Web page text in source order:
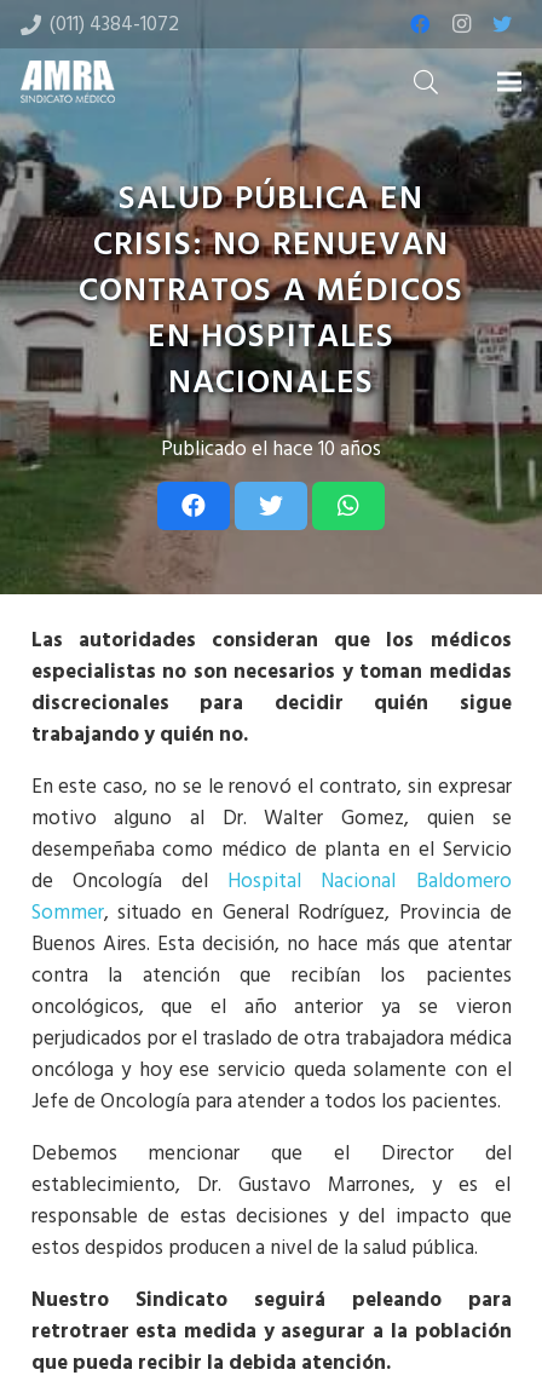
(011) 4384-1072
SALUD PÚBLICA EN
CRISIS: NO RENUEVAN
CONTRATOS A MÉDICOS
EN HOSPITALES
NACIONALES
Publicado elhace 10 años
Las autoridades consideran que los médicos
especialistas no son necesarios y toman medidas
discrecionales para decidir quién sigue
trabajando y quién no.
En este caso, no se le renovó el contrato, sin expresar
motivo alguno al Dr. Walter Gomez, quien se
desempeñaba como médico de planta en el Servicio
de Oncología del Hospital Nacional Baldomero
Sommer, situado en General Rodríguez, Provincia de
Buenos Aires. Esta decisión, no hace más que atentar
contra la atención que recibían los pacientes
oncológicos, que el año anterior ya se vieron
perjudicados por el traslado de otra trabajadora médica
oncóloga y hoy ese servicio queda solamente con el
Jefe de Oncología para atender a todos los pacientes.
Debemos mencionar que el Director del
establecimiento, Dr. Gustavo Marrones, y es el
responsable de estas decisiones y del impacto que
estos despidos producen a nivel de la salud pública.
Nuestro Sindicato seguirá peleando para
retrotraer esta medida y asegurar a la población
que pueda recibir la debida atención.